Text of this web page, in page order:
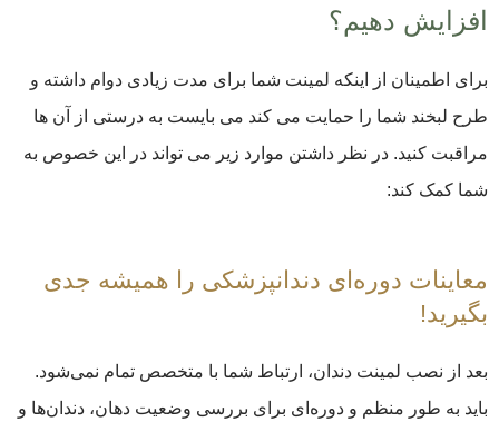
افزایش دهیم؟
برای اطمینان از اینکه لمینت شما برای مدت زیادی دوام داشته و
طرح لبخند شما را حمایت می کند می بایست به درستی از آن ها
مراقبت کنید. در نظر داشتن موارد زیر می تواند در این خصوص به
شما کمک کند:
معاینات دوره‌ای دندانپزشکی را همیشه جدی
بگیرید!
بعد از نصب لمینت دندان، ارتباط شما با متخصص تمام نمی‌شود.
باید به طور منظم و دوره‌ای برای بررسی وضعیت دهان، دندان‌ها و